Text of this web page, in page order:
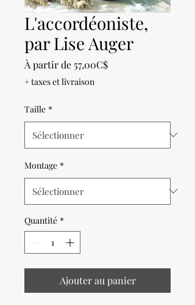
L'accordéoniste,
par Lise Auger
À partir de 57,00C$Prix
+ taxes et livraison
Taille *
Montage *
Quantité *
Ajouter au panier